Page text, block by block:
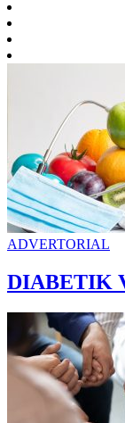
ADVERTORIAL
DIABETIK